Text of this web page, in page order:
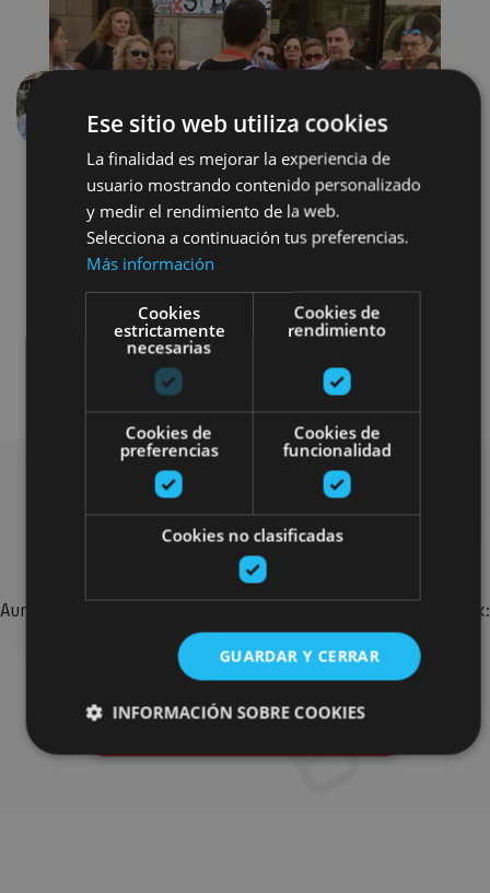
Aurrekoa
Localidades Camino de Santiago
Bilatu plan gehiago
Aurkitu zure bidaia Nafarroan osatzeko planak eta iradokizunak:
jarduera antolatuak, bisitak eta agendaren ekitaldi
garrantzitsuenak.
Ese sitio web utiliza cookies
La finalidad es mejorar la experiencia de
usuario mostrando contenido personalizado
y medir el rendimiento de la web.
Selecciona a continuación tus preferencias.
Más información
Cookies
estrictamente
necesarias
Cookies de
rendimiento
Cookies de
preferencias
Cookies de
funcionalidad
Cookies no clasificadas
GUARDAR Y CERRAR
INFORMACIÓN SOBRE COOKIES